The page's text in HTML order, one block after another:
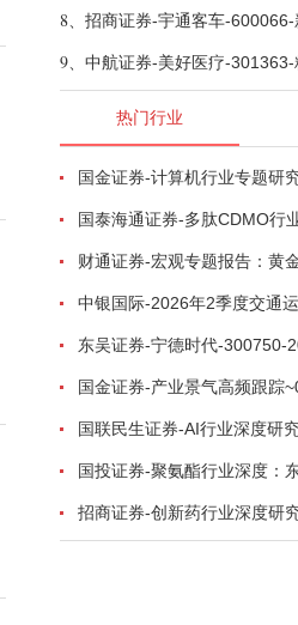
8、
9、
热门行业